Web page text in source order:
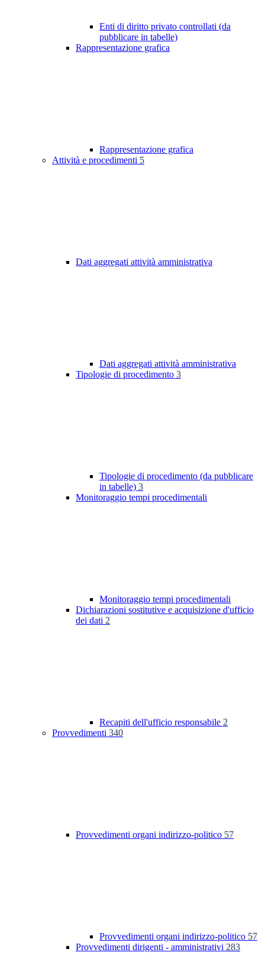
Enti di diritto privato controllati (da
pubblicare in tabelle)
Rappresentazione grafica
Rappresentazione grafica
Attività e procedimenti 5
Dati aggregati attività amministrativa
Dati aggregati attività amministrativa
Tipologie di procedimento 3
Tipologie di procedimento (da pubblicare
in tabelle) 3
Monitoraggio tempi procedimentali
Monitoraggio tempi procedimentali
Dichiarazioni sostitutive e acquisizione d'ufficio
dei dati 2
Recapiti dell'ufficio responsabile 2
Provvedimenti 340
Provvedimenti organi indirizzo-politico 57
Provvedimenti organi indirizzo-politico 57
Provvedimenti dirigenti - amministrativi 283